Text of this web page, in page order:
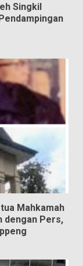
Singkil
Mahkamah
dengan Pers,